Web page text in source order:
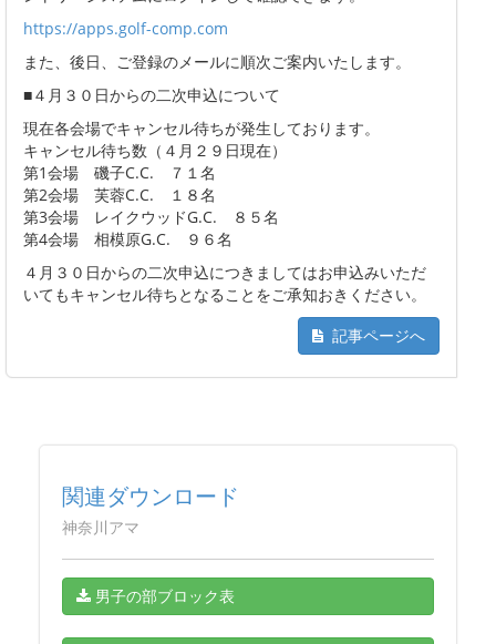
https://apps.golf-comp.com
また、後日、ご登録のメールに順次ご案内いたします。
■４月３０日からの二次申込について
現在各会場でキャンセル待ちが発生しております。
キャンセル待ち数（４月２９日現在）
第1会場 磯子C.C. ７１名
第2会場 芙蓉C.C. １８名
第3会場 レイクウッドG.C. ８５名
第4会場 相模原G.C. ９６名
４月３０日からの二次申込につきましてはお申込みいただ
いてもキャンセル待ちとなることをご承知おきください。
記事ページへ
関連ダウンロード
神奈川アマ
男子の部ブロック表